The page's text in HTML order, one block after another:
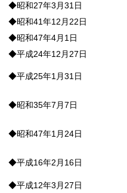
◆昭和27年3月31日
◆昭和41年12月22日
◆昭和47年4月1日
◆平成24年12月27日
◆平成25年1月31日
◆昭和35年7月7日
◆昭和47年1月24日
◆平成16年2月16日
◆平成12年3月27日